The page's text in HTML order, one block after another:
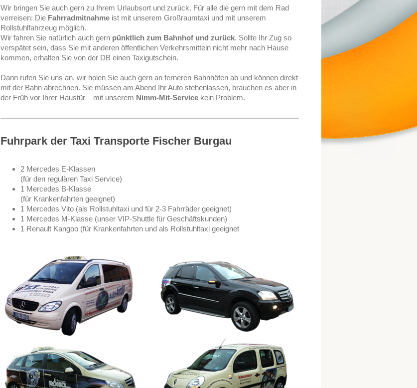
Wir bringen Sie auch gern zu Ihrem Urlaubsort und zurück. Für alle die gern mit dem Rad
verreisen: Die Fahrradmitnahmeist mit unserem Großraumtaxi und mit unserem
Rollstuhlfahrzeug möglich.
Wir fahren Sie natürlich auch gern pünktlich zum Bahnhof und zurück. Sollte Ihr Zug so
verspätet sein, dass Sie mit anderen öffentlichen Verkehrsmitteln nicht mehr nach Hause
kommen, erhalten Sie von der DB einen Taxigutschein.
Dann rufen Sie uns an, wir holen Sie auch gern an ferneren Bahnhöfen ab und können direkt
mit der Bahn abrechnen. Sie müssen am Abend Ihr Auto stehenlassen, brauchen es aber in
der Früh vor Ihrer Haustür – mit unserem Nimm-Mit-Servicekein Problem.
Fuhrpark der Taxi Transporte Fischer Burgau
2 Mercedes E-Klassen
(für den regulären Taxi Service)
1 Mercedes B-Klasse
(für Krankenfahrten geeignet)
1 Mercedes Vito (als Rollstuhltaxi und für 2-3 Fahrräder geeignet)
1 Mercedes M-Klasse (unser VIP-Shuttle für Geschäftskunden)
1 Renault Kangoo (für Krankenfahrten und als Rollstuhltaxi geeignet